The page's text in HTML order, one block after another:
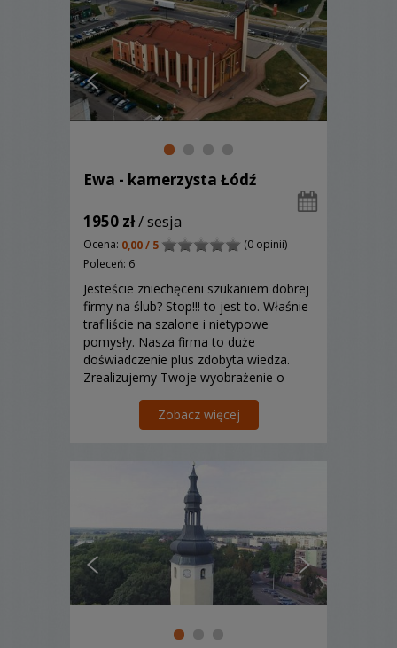
Ewa - kamerzysta Łódź
1950 zł/ sesja
Ocena: 0,00 / 5
(0 opinii)
Poleceń: 6
Jesteście zniechęceni szukaniem dobrej
firmy na ślub? Stop!!! to jest to. Właśnie
trafiliście na szalone i nietypowe
pomysły. Nasza firma to duże
doświadczenie plus zdobyta wiedza.
Zrealizujemy Twoje wyobrażenie o
bezlusterkowcami, kran kamerowy ,
dron, dodatkowa rejestr
Zobacz więcej